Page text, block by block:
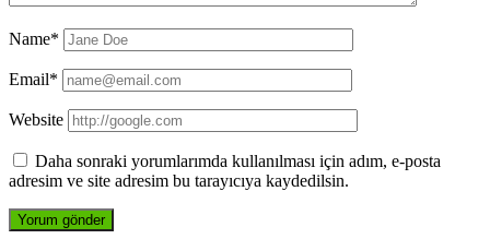
Name*
Email*
Website
Daha sonraki yorumlarımda kullanılması için adım, e-posta
adresim ve site adresim bu tarayıcıya kaydedilsin.